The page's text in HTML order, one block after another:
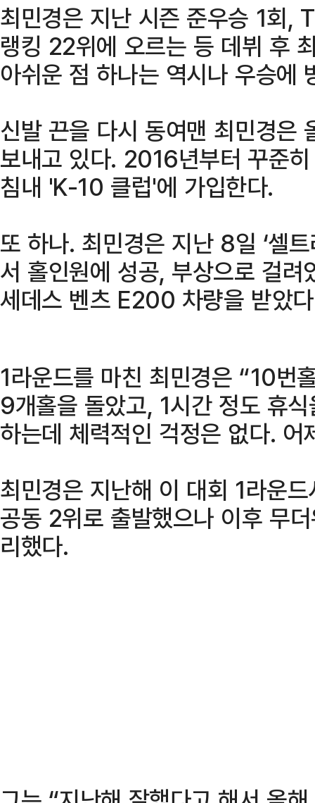
최민경은 지난 시즌 준우승 1회,
랭킹 22위에 오르는 등 데뷔 후
아쉬운 점 하나는 역시나 우승에
신발 끈을 다시 동여맨 최민경은
보내고 있다. 2016년부터 꾸준
침내 'K-10 클럽'에 가입한다.
또 하나. 최민경은 지난 8일 ‘셀
서 홀인원에 성공, 부상으로 걸
세데스 벤츠 E200 차량을 받았
1라운드를 마친 최민경은 “10번
9개홀을 돌았고, 1시간 정도 휴
하는데 체력적인 걱정은 없다.
최민경은 지난해 이 대회 1라운
공동 2위로 출발했으나 이후 무
리했다.